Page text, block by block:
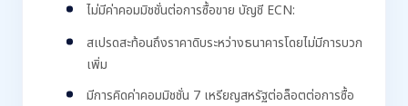
ไม่มีค่าคอมมิชชั่นต่อการซื้อขาย บัญชี ECN:
สเปรดสะท้อนถึงราคาดิบระหว่างธนาคารโดยไม่มีการบวก
เพิ่ม
มีการคิดค่าคอมมิชชั่น 7 เหรียญสหรัฐต่อล็อตต่อการซื้อ